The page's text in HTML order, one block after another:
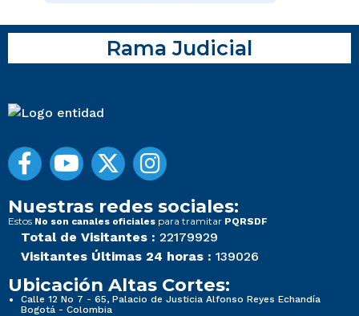
Rama Judicial
Nuestras redes sociales:
Estos No son canales oficiales para tramitar PQRSDF
Total de Visitantes : 22179929
Visitantes Últimas 24 horas : 139026
Ubicación Altas Cortes:
Calle 12 No 7 - 65, Palacio de Justicia Alfonso Reyes Echandía
Bogotá - Colombia